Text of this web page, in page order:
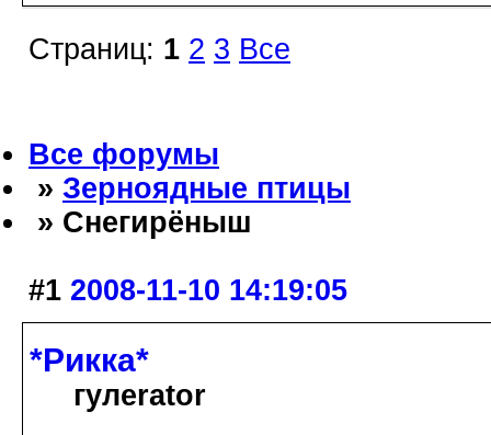
Страниц: 1 2 3 Все
Все форумы
» Зерноядные птицы
» Снегирёныш
#1 2008-11-10 14:19:05
*Рикка*
гулеrator